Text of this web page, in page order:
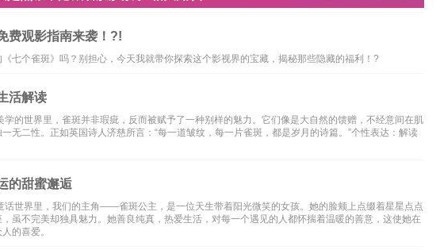
费观影指南来袭！?!
七个雀斑》吗？别担心，今天我就带你探索这个影视界的宝藏，揭秘那些隐藏的福利！?
活解读
学的世界里，雀斑并非瑕疵，反而被赋予了一种别样的魅力。它们像是大自然的馈赠，不经意间在肌
无二性。正如英国诗人济慈所言：“每一道皱纹，每一片雀斑，都是岁月的诗篇。”个性表达：解读
的甜蜜邂逅
话世界里，我们的主角——雀斑公主，是一位天生带着阳光微笑的女孩。她的脸颊上点缀着星星点点
虽不完美却独具魅力。她善良纯真，热爱生活，对每一个遇见的人都怀揣着温暖的善意，这使她在
的喜爱。